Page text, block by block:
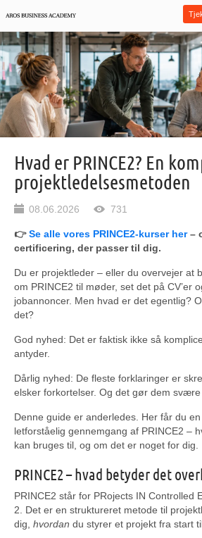
Hvad er PRINCE2? En
projektledelsesmetoden
08.06.2026 731
👉Se alle vores PRINCE2-kurser her–
certificering, der passer til dig.
Du er projektleder – eller du overvejer at
om PRINCE2 til møder, set det på CV’er
jobannoncer. Men hvad er det egentlig?
det?
God nyhed: Det er faktisk ikke så
antyder.
Dårlig nyhed: De fleste forklaringer er
elsker forkortelser. Og det gør dem svære
Denne guide er anderledes. Her får du
letforståelig gennemgang af PRINCE2 –
kan bruges til, og om det er noget for dig.
PRINCE2 – hvad betyder det
PRINCE2 står for PRojects IN Controlled
2. Det er en struktureret metode til
dig, hvordan du styrer et projekt fra start